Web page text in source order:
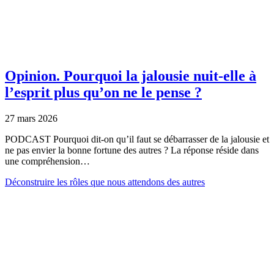
Opinion. Pourquoi la jalousie nuit-elle à
l’esprit plus qu’on ne le pense ?
27 mars 2026
PODCAST Pourquoi dit-on qu’il faut se débarrasser de la jalousie et
ne pas envier la bonne fortune des autres ? La réponse réside dans
une compréhension…
Déconstruire les rôles que nous attendons des autres